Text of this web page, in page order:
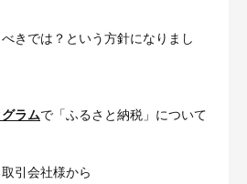
きでは？という方針になりまし
ラムで「ふるさと納税」について
引会社様から